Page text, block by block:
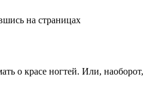
на страницах
о красе ногтей. Или, наоборот,